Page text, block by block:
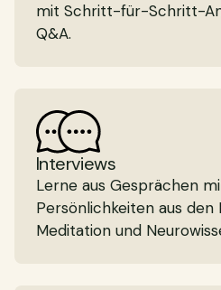
mit Schritt-für-Schritt-
Q&A.
Interviews
Lerne aus Gesprächen
Persönlichkeiten aus den
Meditation und